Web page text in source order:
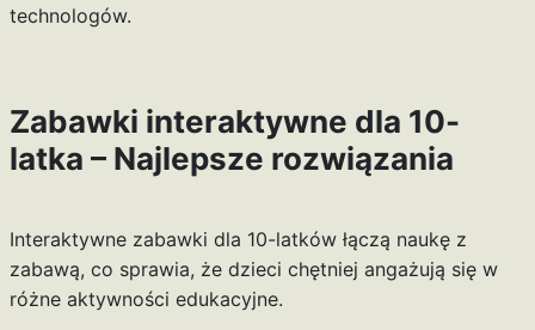
technologów.
Zabawki interaktywne dla 10-
latka – Najlepsze rozwiązania
Interaktywne zabawki dla 10-latków łączą naukę z
zabawą, co sprawia, że dzieci chętniej angażują się w
różne aktywności edukacyjne.